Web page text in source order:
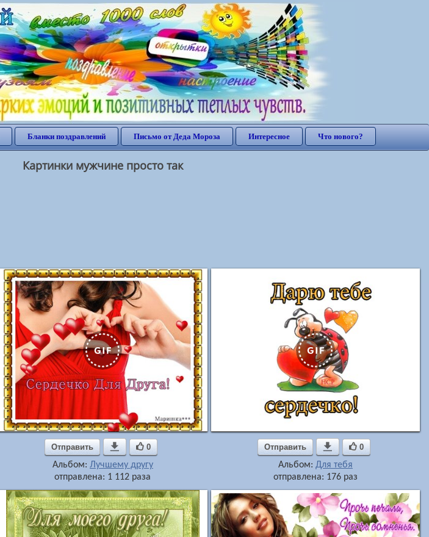
Бланки поздравлений Письмо от Деда Мороза Интересное Что нового?
Картинки мужчине просто так
Отправить  0
Альбом: Лучшему другу
отправлена: 1 112 раза
Отправить  0
Альбом: Для тебя
отправлена: 176 раз